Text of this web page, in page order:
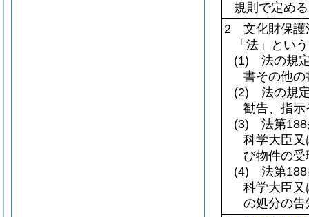
規則で定め
2 文化財保護
「法」とい
(1) 法の規
書その他の
(2) 法の規
勧告、指
(3) 法第188
科学大臣
び物件の受
(4) 法第188
科学大臣
の処分の告